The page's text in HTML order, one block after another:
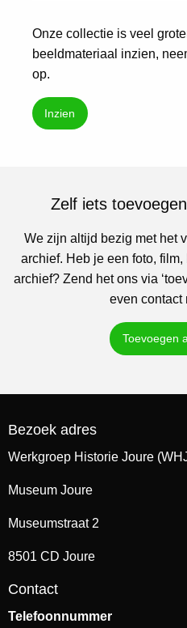
Onze collectie is veel
beeldmateriaal inzien,
op.
Inzien
Zelf iets
We zijn altijd bezig met het
archief. Heb je een foto,
archief? Zend het ons via
even contact
Toevoegen
Bezoek adres
Werkgroep Historie Joure
Museum Joure
Museumstraat 2
8501 CD Joure
Contact
Telefoonnummer